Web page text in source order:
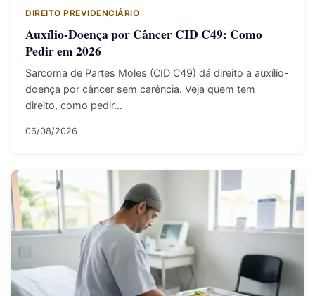
DIREITO PREVIDENCIÁRIO
Auxílio-Doença por Câncer CID C49: Como
Pedir em 2026
Sarcoma de Partes Moles (CID C49) dá direito a auxílio-
doença por câncer sem carência. Veja quem tem
direito, como pedir…
06/08/2026